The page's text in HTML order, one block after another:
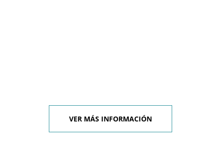
VER MÁS INFORMACIÓN